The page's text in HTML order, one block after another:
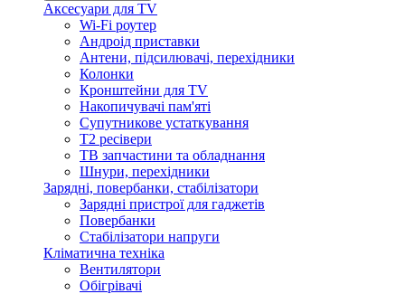
Аксесуари для TV
Wi-Fi роутер
Андроід приставки
Антени, підсилювачі, перехідники
Колонки
Кронштейни для TV
Накопичувачі пам'яті
Супутникове устаткування
Т2 ресівери
ТВ запчастини та обладнання
Шнури, перехідники
Зарядні, повербанки, стабілізатори
Зарядні пристрої для гаджетів
Повербанки
Стабілізатори напруги
Кліматична техніка
Вентилятори
Обігрівачі